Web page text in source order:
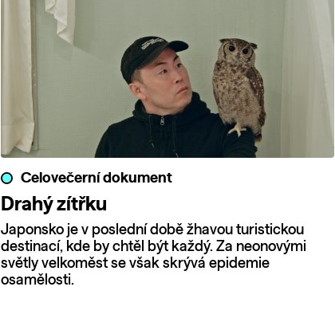
Celovečerní dokument
Drahý zítřku
Japonsko je v poslední době žhavou turistickou
destinací, kde by chtěl být každý. Za neonovými
světly velkoměst se však skrývá epidemie
osamělosti.